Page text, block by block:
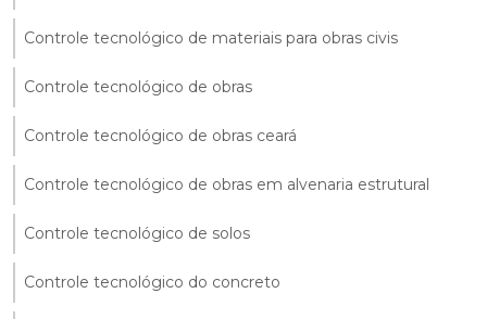
Controle tecnológico de materiais para obras civis
Controle tecnológico de obras
Controle tecnológico de obras ceará
Controle tecnológico de obras em alvenaria estrutural
Controle tecnológico de solos
Controle tecnológico do concreto